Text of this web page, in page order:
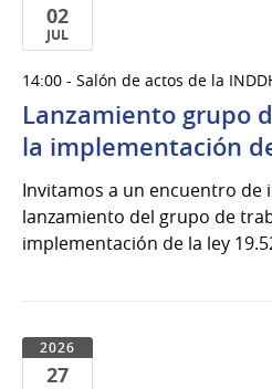
02
JUL
de
Jul
del
14:00 - Salón de actos de la
Lanzamiento grupo
la implementación
Invitamos a un encuentro de
lanzamiento del grupo de
implementación de la ley
2026
27